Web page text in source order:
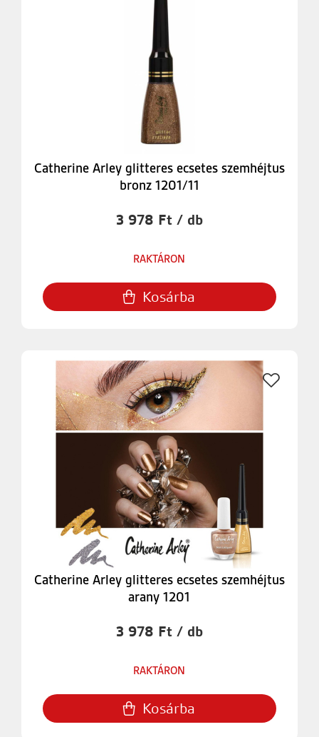
Catherine Arley glitteres ecsetes szemhéjtus
bronz 1201/11
3 978 Ft / db
RAKTÁRON
Kosárba
Catherine Arley glitteres ecsetes szemhéjtus
arany 1201
3 978 Ft / db
RAKTÁRON
Kosárba